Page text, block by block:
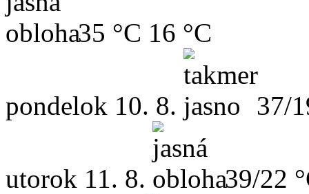
35 °C 16 °C
pondelok 10. 8. 37/
utorok 11. 8. 39/22